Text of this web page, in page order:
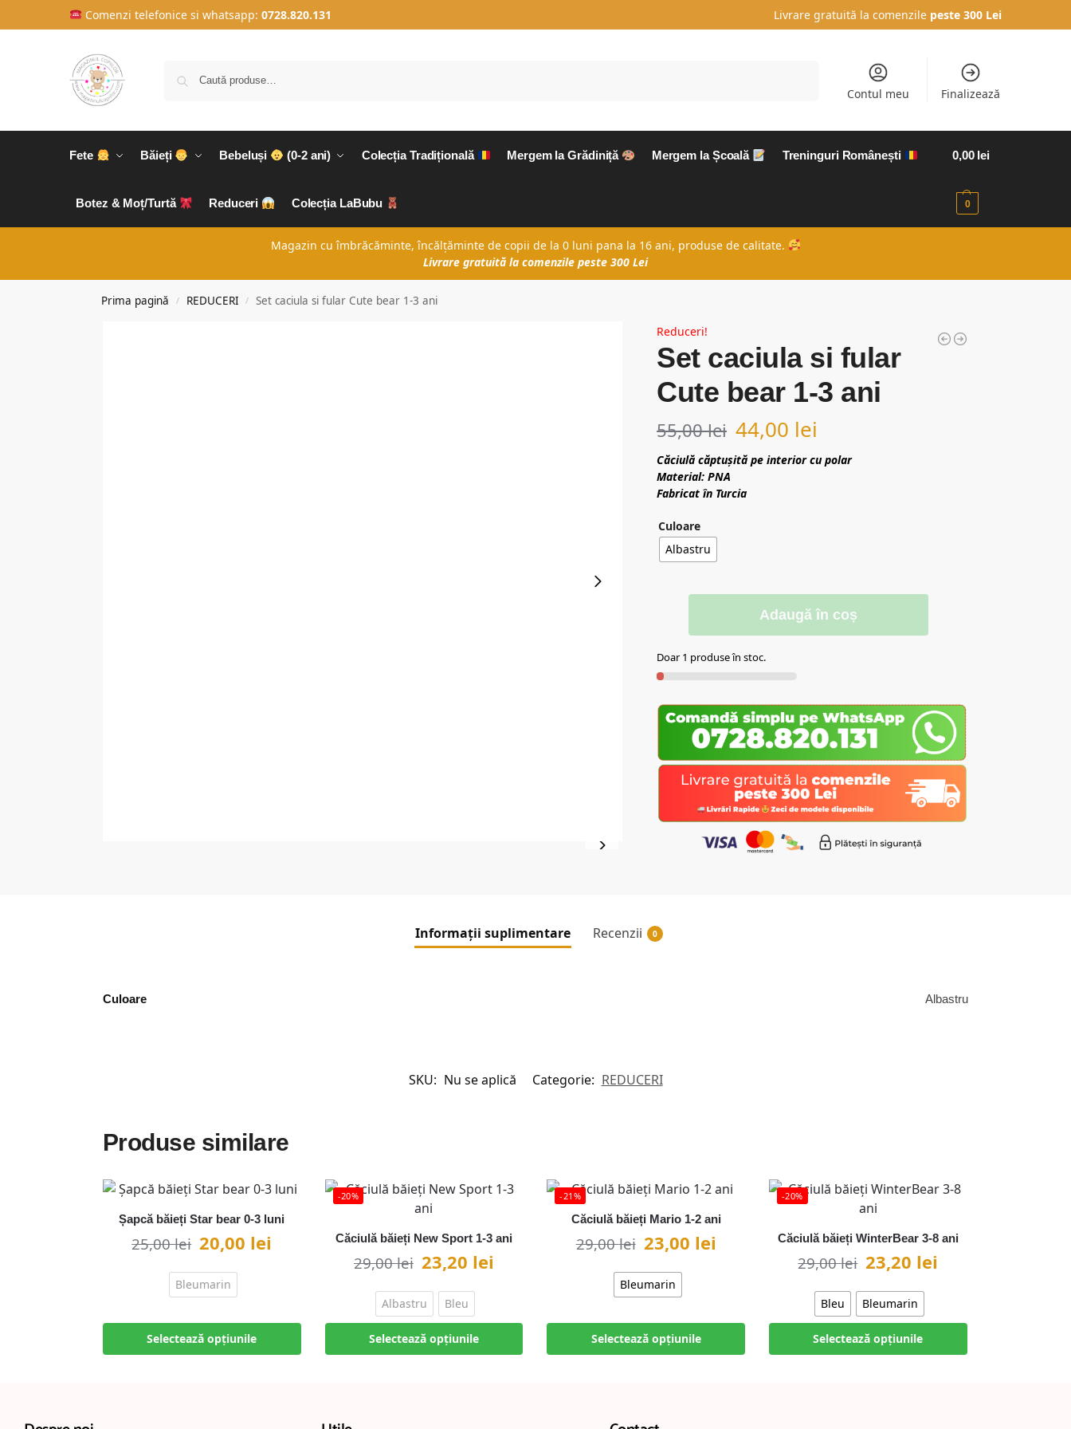
Comenzi telefonice si whatsapp: 0728.820.131 Livrare gratuită la comenzile peste 300 Lei
Contul meu Finalizează
Fete Băieți Bebeluși (0-2 ani) Colecția Tradițională Mergem la Grădiniță Mergem la Școală Treninguri Românești
Botez & Moț/Turtă Reduceri Colecția LaBubu
0,00 lei
0
Magazin cu îmbrăcăminte, încălțăminte de copii de la 0 luni pana la 16 ani, produse de calitate.
Livrare gratuită la comenzile peste 300 Lei
Prima pagină / REDUCERI / Set caciula si fular Cute bear 1-3 ani
Reduceri!
Set caciula si fular
Cute bear 1-3 ani
55,00lei 44,00 lei
Căciulă căptușită pe interior cu polar
Material: PNA
Fabricat în Turcia
Culoare
Albastru
Adaugă în coș
Doar 1 produse în stoc.
Informații suplimentare Recenzii 0
Culoare Albastru
SKU: Nu se aplică Categorie: REDUCERI
Produse similare
Șapcă băieți Star bear 0-3 luni
25,00lei 20,00 lei
Bleumarin
Selectează opțiunile
-20%
Căciulă băieți New Sport 1-3 ani
29,00lei 23,20 lei
Albastru Bleu
Selectează opțiunile
-21%
Căciulă băieți Mario 1-2 ani
29,00lei 23,00 lei
Bleumarin
Selectează opțiunile
-20%
Căciulă băieți WinterBear 3-8 ani
29,00lei 23,20 lei
Bleu Bleumarin
Selectează opțiunile